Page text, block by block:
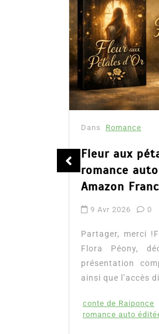
Dans Romance
Fleur aux
romance
Amazon
9 Avr 2026 0
Partager, merci
Flora Péony,
présentation
ainsi que l’accès
conte de Raiponce
romance auto